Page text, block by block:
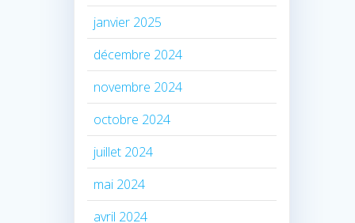
janvier 2025
décembre 2024
novembre 2024
octobre 2024
juillet 2024
mai 2024
avril 2024